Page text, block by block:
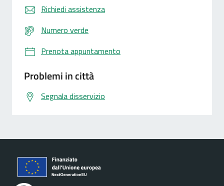
Richiedi assistenza
Numero verde
Prenota appuntamento
Problemi in città
Segnala disservizio